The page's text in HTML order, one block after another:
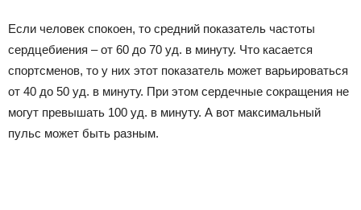
Если человек спокоен, то средний показатель частоты
сердцебиения – от 60 до 70 уд. в минуту. Что касается
спортсменов, то у них этот показатель может варьироваться
от 40 до 50 уд. в минуту. При этом сердечные сокращения не
могут превышать 100 уд. в минуту. А вот максимальный
пульс может быть разным.